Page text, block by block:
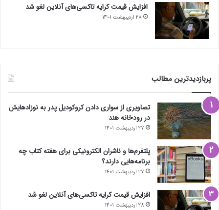
افزایش قیمت کرایه تاکسی‌های آنلاین لغو شد
28 اردیبهشت 1401
پربازدیدترین مطالب
تصاویری از سواری دادن کروکودیل پدر به نوزادهایش
در رودخانه هند
27 اردیبهشت 1401
پلتفرم‌ها و ناشران الکترونیکی برای هفته کتاب چه
برنامه‌هایی دارند؟
27 اردیبهشت 1401
افزایش قیمت کرایه تاکسی‌های آنلاین لغو شد
28 اردیبهشت 1401